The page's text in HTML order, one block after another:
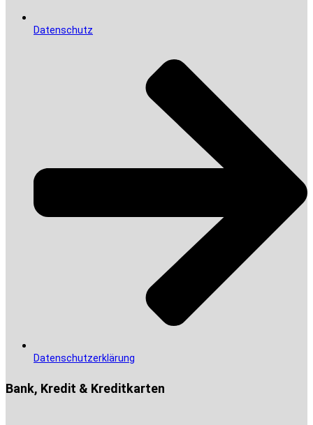
Datenschutz
Datenschutzerklärung
Bank, Kredit & Kreditkarten